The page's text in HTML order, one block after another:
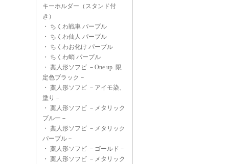
キーホルダー（スタンド付
き）
・ ちくわ戦車 パープル
・ ちくわ仙人 パープル
・ ちくわお化け パープル
・ ちくわ蛸 パープル
・ 藁人形ソフビ －One up. 限
定色ブラック－
・ 藁人形ソフビ －アイモ染、
塗り－
・ 藁人形ソフビ －メタリック
ブルー－
・ 藁人形ソフビ －メタリック
パープル－
・ 藁人形ソフビ －ゴールド－
・ 藁人形ソフビ －メタリック